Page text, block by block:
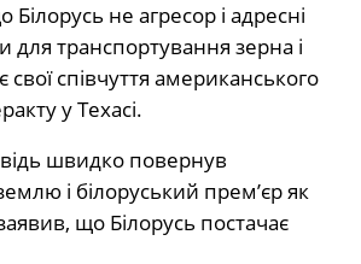
не агресор і адресні
для транспортування зерна і
свої співчуття американського
у Техасі.
швидко повернув
і білоруський прем’єр як
що Білорусь постачає